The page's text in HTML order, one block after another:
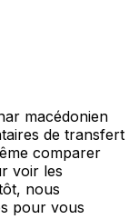
macédonien
de transfert
comparer
voir les
nous
pour vous